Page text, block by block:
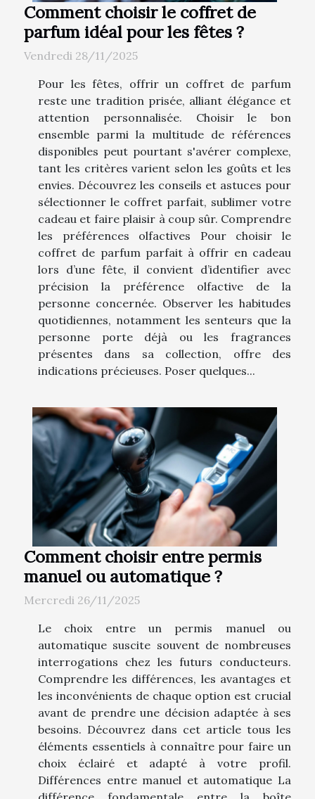
Comment choisir le coffret de
parfum idéal pour les fêtes ?
Vendredi 28/11/2025
Pour les fêtes, offrir un coffret de parfum
reste une tradition prisée, alliant élégance et
attention personnalisée. Choisir le bon
ensemble parmi la multitude de références
disponibles peut pourtant s'avérer complexe,
tant les critères varient selon les goûts et les
envies. Découvrez les conseils et astuces pour
sélectionner le coffret parfait, sublimer votre
cadeau et faire plaisir à coup sûr. Comprendre
les préférences olfactives Pour choisir le
coffret de parfum parfait à offrir en cadeau
lors d’une fête, il convient d’identifier avec
précision la préférence olfactive de la
personne concernée. Observer les habitudes
quotidiennes, notamment les senteurs que la
personne porte déjà ou les fragrances
présentes dans sa collection, offre des
indications précieuses. Poser quelques...
Comment choisir entre permis
manuel ou automatique ?
Mercredi 26/11/2025
Le choix entre un permis manuel ou
automatique suscite souvent de nombreuses
interrogations chez les futurs conducteurs.
Comprendre les différences, les avantages et
les inconvénients de chaque option est crucial
avant de prendre une décision adaptée à ses
besoins. Découvrez dans cet article tous les
éléments essentiels à connaître pour faire un
choix éclairé et adapté à votre profil.
Différences entre manuel et automatique La